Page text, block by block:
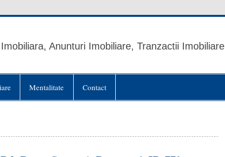
Anunturi Imobiliare, Tranzactii Imobiliare
Mentalitate Contact